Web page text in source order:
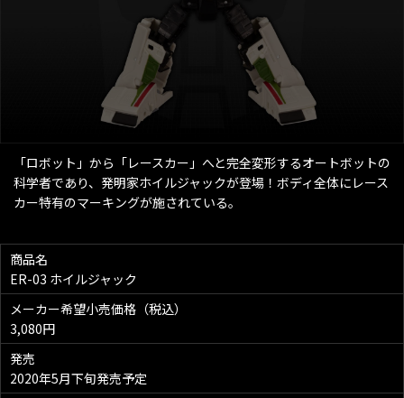
「ロボット」から「レースカー」へと完全変形するオートボットの
科学者であり、発明家ホイルジャックが登場！ボディ全体にレース
カー特有のマーキングが施されている。
商品名
ER-03 ホイルジャック
メーカー希望小売価格（税込）
3,080円
発売
2020年5月下旬発売予定